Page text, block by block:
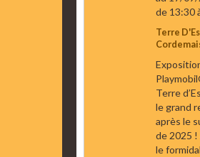
de 13:30
Terre
Terre
le grand
après le
de 2025 !
le